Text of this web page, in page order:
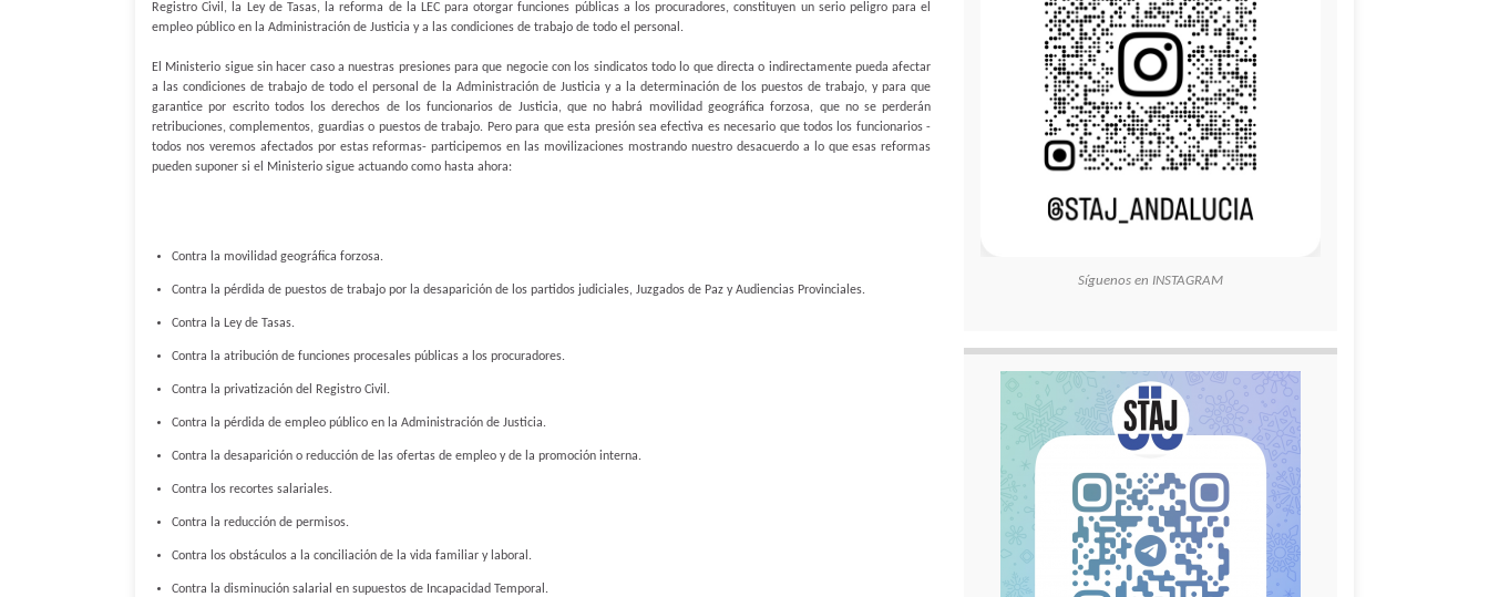
Registro Civil, la Ley de Tasas, la reforma de la LEC para otorgar funciones públicas a los procuradores, constituyen un serio peligro para el
empleo público en la Administración de Justicia y a las condiciones de trabajo de todo el personal.
El Ministerio sigue sin hacer caso a nuestras presiones para que negocie con los sindicatos todo lo que directa o indirectamente pueda afectar
a las condiciones de trabajo de todo el personal de la Administración de Justicia y a la determinación de los puestos de trabajo, y para que
garantice por escrito todos los derechos de los funcionarios de Justicia, que no habrá movilidad geográfica forzosa, que no se perderán
retribuciones, complementos, guardias o puestos de trabajo. Pero para que esta presión sea efectiva es necesario que todos los funcionarios -
todos nos veremos afectados por estas reformas- participemos en las movilizaciones mostrando nuestro desacuerdo a lo que esas reformas
pueden suponer si el Ministerio sigue actuando como hasta ahora:
Contra la movilidad geográfica forzosa.
Contra la pérdida de puestos de trabajo por la desaparición de los partidos judiciales, Juzgados de Paz y Audiencias Provinciales.
Contra la Ley de Tasas.
Contra la atribución de funciones procesales públicas a los procuradores.
Contra la privatización del Registro Civil.
Contra la pérdida de empleo público en la Administración de Justicia.
Contra la desaparición o reducción de las ofertas de empleo y de la promoción interna.
Contra los recortes salariales.
Contra la reducción de permisos.
Contra los obstáculos a la conciliación de la vida familiar y laboral.
Contra la disminución salarial en supuestos de Incapacidad Temporal.
Síguenos en INSTAGRAM